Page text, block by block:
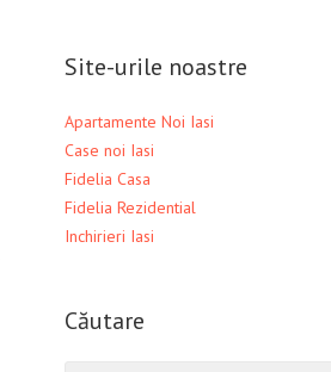
Site-urile noastre
Apartamente Noi Iasi
Case noi Iasi
Fidelia Casa
Fidelia Rezidential
Inchirieri Iasi
Căutare